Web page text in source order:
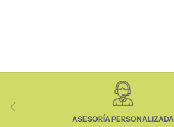
Anterior
ASESORÍA PERSONALIZADA